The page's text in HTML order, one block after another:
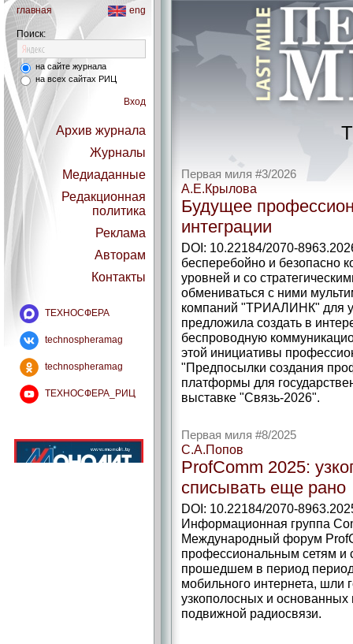
главная eng
Поиск:
на сайте журнала
на всех сайтах РИЦ
Вход
Архив журнала
Журналы
Медиаданные
Редакционная
политика
Реклама
Авторам
Контакты
ТЕХНОСФЕРА
technospheramag
technospheramag
ТЕХНОСФЕРА_РИЦ
Первая миля #3/2026
А.Е.Крылова
Будущее
интеграции
DOI: 10.22184/2070-
бесперебойно и безопасно
уровней и со
обмениваться с ними
компаний "ТРИАЛИНК" для
предложила создать в
беспроводную
этой инициативы
"Предпосылки создания
платформы для
выставке "Связь-2026".
Первая миля #8/2025
С.А.Попов
ProfСomm 2025:
списывать еще рано
DOI: 10.22184/2070-
Информационная группа
Международный форум
профессиональным сетям и
прошедшем в период
мобильного интернета, шли
узкополосных и
подвижной радиосвязи.